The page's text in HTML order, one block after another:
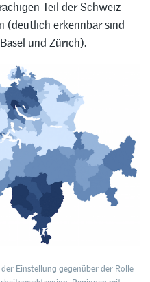
Teil der Schweiz
(deutlich erkennbar sind
und Zürich).
Einstellung gegenüber der Rolle